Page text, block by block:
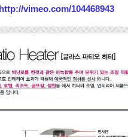
http://vimeo.com/104468943